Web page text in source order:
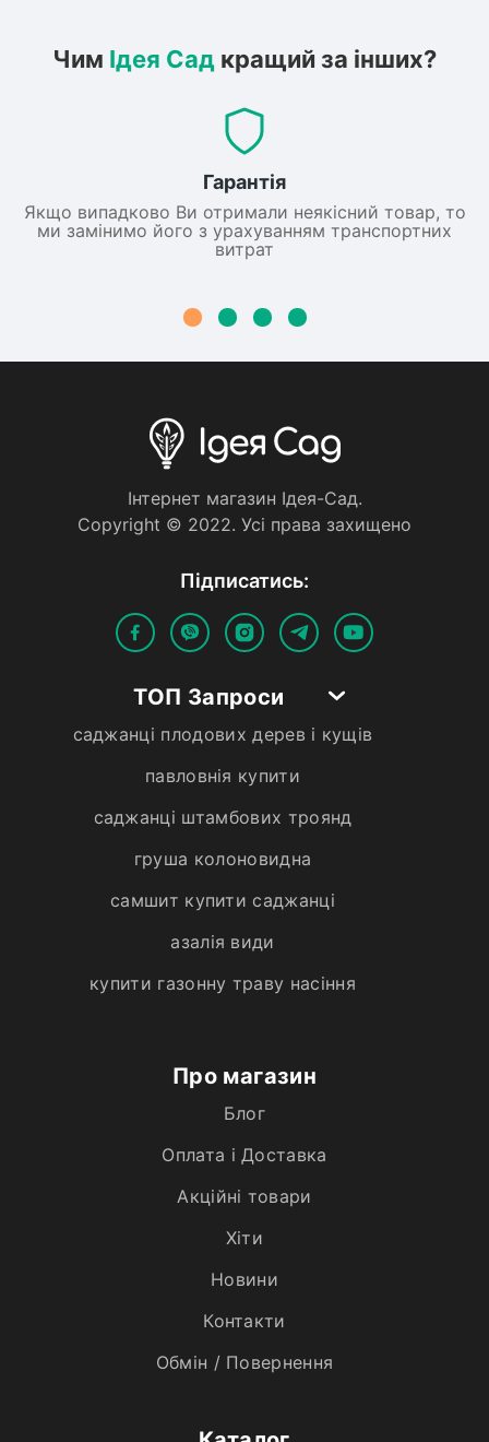
Чим Ідея Сад кращий за інших?
Гарантія
Якщо випадково Ви отримали неякісний товар, то
ми замінимо його з урахуванням транспортних
витрат
Iнтернет магазин Iдея-Сад.
Copyright © 2022. Усi права захищено
Пiдписатись:
ТОП Запроси
саджанці плодових дерев і кущів
павловнія купити
саджанці штамбових троянд
груша колоновидна
самшит купити саджанці
азалія види
купити газонну траву насіння
Про магазин
Блог
Оплата і Доставка
Акційні товари
Хiти
Новини
Контакти
Обмін / Повернення